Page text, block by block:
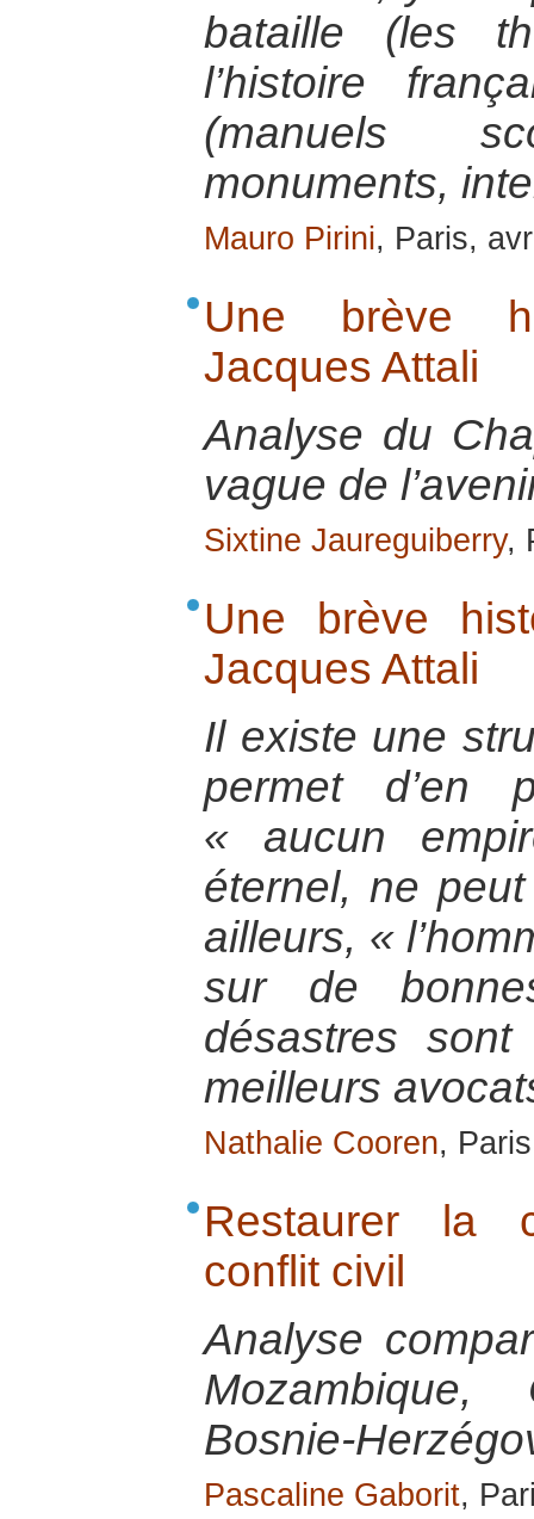
bataille (les
l’histoire
(manuels
monuments,
Mauro Pirini, Paris,
Une brève
Jacques Attali
Analyse du
vague de
Sixtine Jaureguiberry,
Une brève
Jacques Attali
Il existe une
permet d’en
« aucun
éternel, ne
ailleurs, «
sur de
désastres
meilleurs
Nathalie Cooren,
Restaurer la
conflit civil
Analyse
Bosnie-
Pascaline Gaborit,